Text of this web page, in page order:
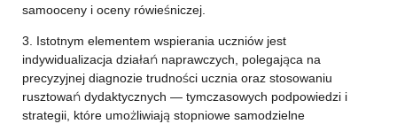
samooceny i oceny rówieśniczej.
3. Istotnym elementem wspierania uczniów jest
indywidualizacja działań naprawczych, polegająca na
precyzyjnej diagnozie trudności ucznia oraz stosowaniu
rusztowań dydaktycznych — tymczasowych podpowiedzi i
strategii, które umożliwiają stopniowe samodzielne